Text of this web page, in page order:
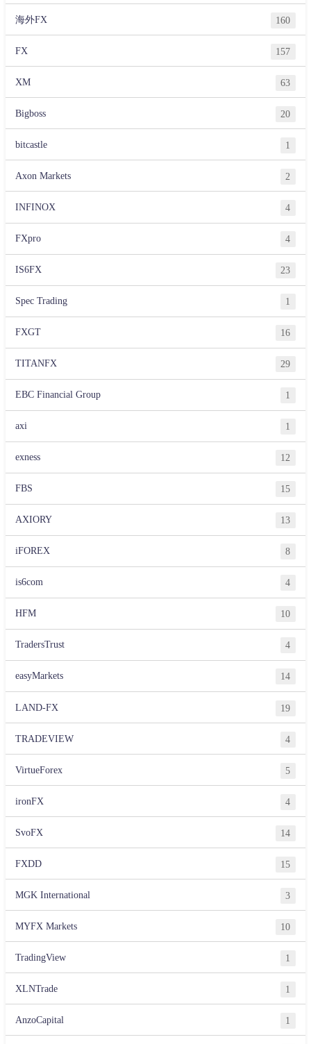
海外FX 160
FX 157
XM 63
Bigboss 20
bitcastle 1
Axon Markets 2
INFINOX 4
FXpro 4
IS6FX 23
Spec Trading 1
FXGT 16
TITANFX 29
EBC Financial Group 1
axi 1
exness 12
FBS 15
AXIORY 13
iFOREX 8
is6com 4
HFM 10
TradersTrust 4
easyMarkets 14
LAND-FX 19
TRADEVIEW 4
VirtueForex 5
ironFX 4
SvoFX 14
FXDD 15
MGK International 3
MYFX Markets 10
TradingView 1
XLNTrade 1
AnzoCapital 1